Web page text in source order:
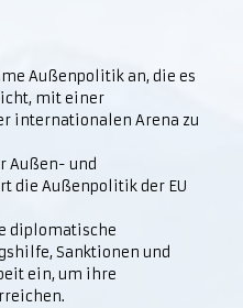
Außenpolitik an, die es
mit einer
internationalen Arena zu
Außen- und
die Außenpolitik der EU
diplomatische
Sanktionen und
ein, um ihre